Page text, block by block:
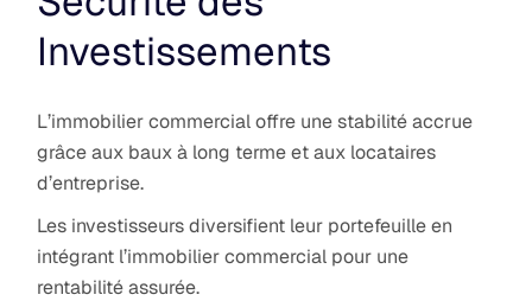
Investissements
L’immobilier commercial offre une stabilité accrue
grâce aux baux à long terme et aux locataires
d’entreprise.
Les investisseurs diversifient leur portefeuille en
intégrant l’immobilier commercial pour une
rentabilité assurée.